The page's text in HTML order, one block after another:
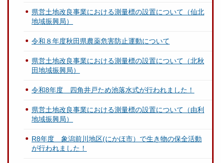
県営土地改良事業における測量標の設置について（仙北
地域振興局）
令和８年度秋田県農薬危害防止運動について
県営土地改良事業における測量標の設置について（北秋
田地域振興局）
令和8年度 四角井戸ため池落水式が行われました！
県営土地改良事業における測量標の設置について（由利
地域振興局）
R8年度 象潟前川地区(にかほ市）で生き物の保全活動
が行われました！